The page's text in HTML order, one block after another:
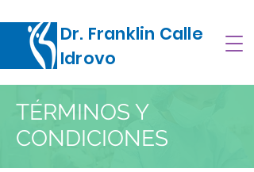
Dr. Franklin Calle
Idrovo
TÉRMINOS Y
CONDICIONES